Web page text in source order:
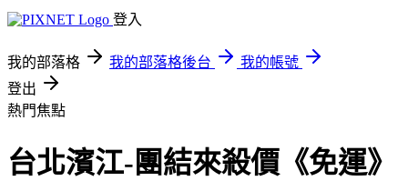
登入
我的部落格 我的部落格後台
我的帳號
登出
熱門焦點
台北濱江-團結來殺價《免運》